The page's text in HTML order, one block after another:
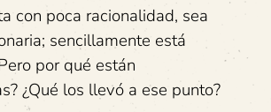
con poca racionalidad, sea
sencillamente está
por qué están
¿Qué los llevó a ese punto?